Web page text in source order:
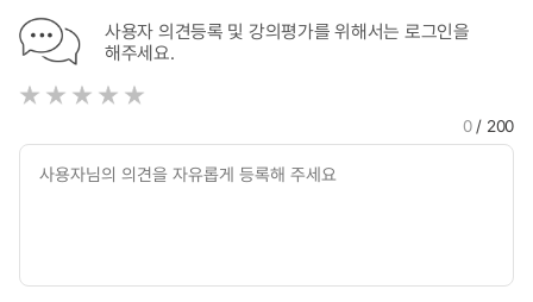
사용자 의견등록 및 강의평가를 위해서는 로그인을
해주세요.
0/ 200